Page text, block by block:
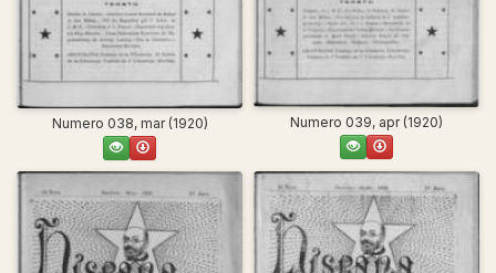
Numero 038, mar (1920) Numero 039, apr (1920)